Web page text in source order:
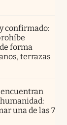
confirmado:
forma
terrazas
una de las 7